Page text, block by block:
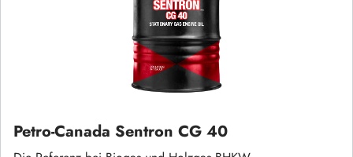
Petro-Canada Sentron CG 40